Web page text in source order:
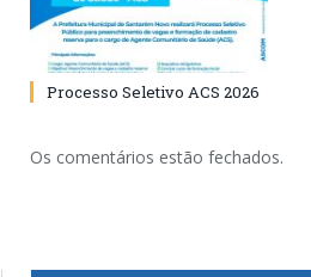
Processo Seletivo ACS 2026
Os comentários estão fechados.